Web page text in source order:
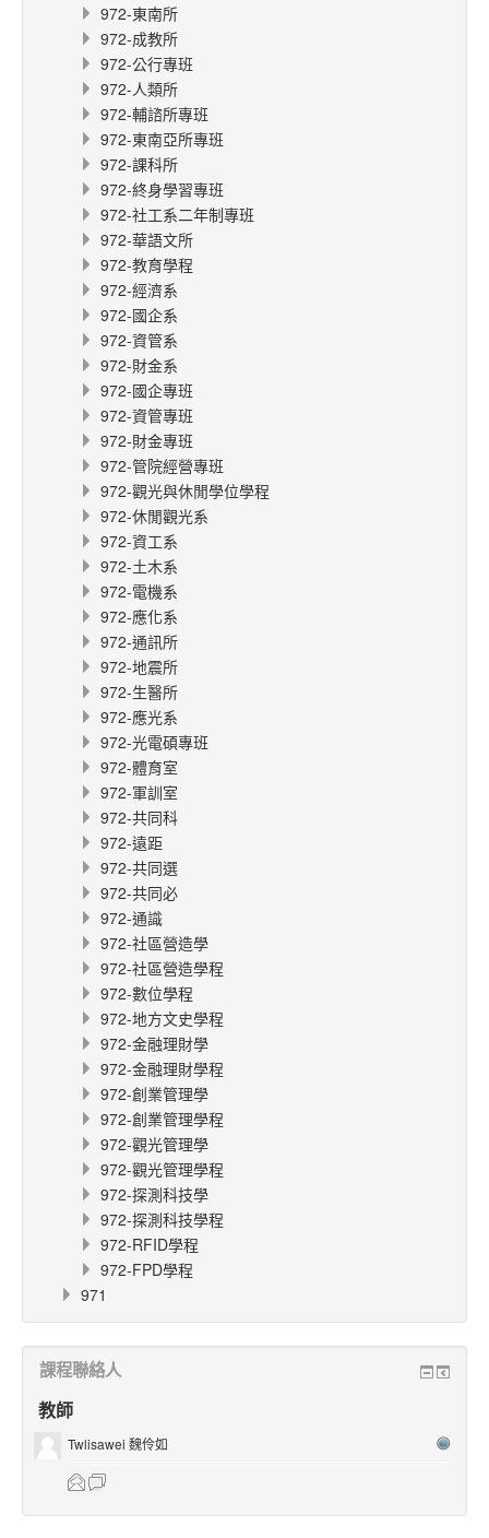
972-東南所
972-成教所
972-公行專班
972-人類所
972-輔諮所專班
972-東南亞所專班
972-課科所
972-終身學習專班
972-社工系二年制專班
972-華語文所
972-教育學程
972-經濟系
972-國企系
972-資管系
972-財金系
972-國企專班
972-資管專班
972-財金專班
972-管院經營專班
972-觀光與休閒學位學程
972-休閒觀光系
972-資工系
972-土木系
972-電機系
972-應化系
972-通訊所
972-地震所
972-生醫所
972-應光系
972-光電碩專班
972-體育室
972-軍訓室
972-共同科
972-遠距
972-共同選
972-共同必
972-通識
972-社區營造學
972-社區營造學程
972-數位學程
972-地方文史學程
972-金融理財學
972-金融理財學程
972-創業管理學
972-創業管理學程
972-觀光管理學
972-觀光管理學程
972-探測科技學
972-探測科技學程
972-RFID學程
972-FPD學程
971
課程聯絡人
教師
Twlisawei 魏伶如